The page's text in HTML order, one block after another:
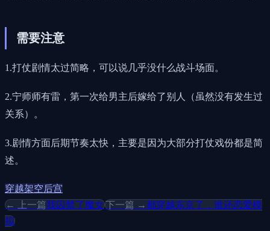
需要注意
1.打仗剧情太过简略，可以说几乎没什么战斗场面。
2.宁师师有雷，第一次给男主后嫁给了别人（虽然没有发生过
关系）。
3.剧情方面后期节奏太快，主要是因为大部分打仗戏份都是简
述。
穿越架空后宫
← 上一篇我囚禁了魔女下一篇 →都穿越东京了，谁还恋爱模
拟